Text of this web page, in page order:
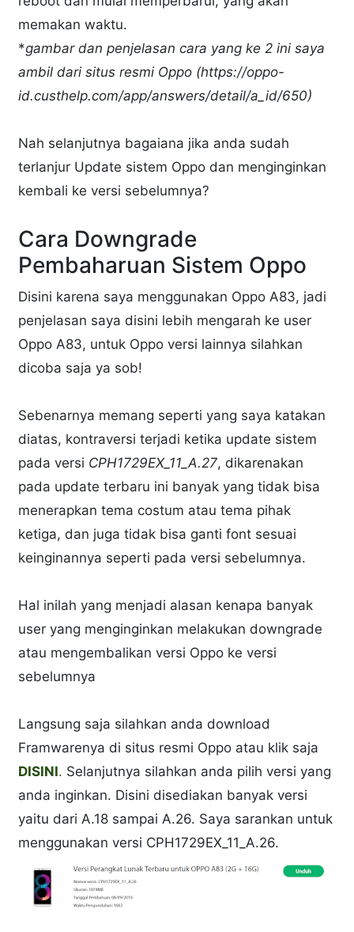
memakan waktu.
*gambar dan penjelasan cara yang ke 2 ini saya
ambil dari situs resmi Oppo (https://oppo-
id.custhelp.com/app/answers/detail/a_id/650)
Nah selanjutnya bagaiana jika anda sudah
terlanjur Update sistem Oppo dan menginginkan
kembali ke versi sebelumnya?
Cara Downgrade
Pembaharuan Sistem Oppo
Disini karena saya menggunakan Oppo A83, jadi
penjelasan saya disini lebih mengarah ke user
Oppo A83, untuk Oppo versi lainnya silahkan
dicoba saja ya sob!
Sebenarnya memang seperti yang saya katakan
diatas, kontraversi terjadi ketika update sistem
pada versi CPH1729EX_11_A.27, dikarenakan
pada update terbaru ini banyak yang tidak bisa
menerapkan tema costum atau tema pihak
ketiga, dan juga tidak bisa ganti font sesuai
keinginannya seperti pada versi sebelumnya.
Hal inilah yang menjadi alasan kenapa banyak
user yang menginginkan melakukan downgrade
atau mengembalikan versi Oppo ke versi
sebelumnya
Langsung saja silahkan anda download
Framwarenya di situs resmi Oppo atau klik saja
DISINI. Selanjutnya silahkan anda pilih versi yang
anda inginkan. Disini disediakan banyak versi
yaitu dari A.18 sampai A.26. Saya sarankan untuk
menggunakan versi CPH1729EX_11_A.26.